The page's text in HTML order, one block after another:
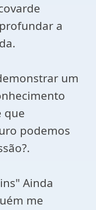
a
um
que
podemos
Ainda
me